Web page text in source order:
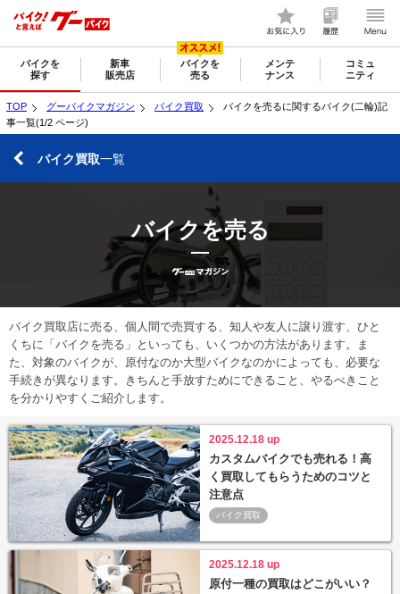
バイクを
探す
新車
販売店
バイクを
売る
メンテ
ナンス
コミュ
ニティ
TOP グーバイクマガジン バイク買取
バイクを売るに関するバイク(二輪)記
事一覧(1/2 ページ)
バイク買取一覧
バイクを売る
バイク買取店に売る、個人間で売買する、知人や友人に譲り渡す、ひと
くちに「バイクを売る」といっても、いくつかの方法があります。ま
た、対象のバイクが、原付なのか大型バイクなのかによっても、必要な
手続きが異なります。きちんと手放すためにできること、やるべきこと
を分かりやすくご紹介します。
2025.12.18 up
カスタムバイクでも売れる！高
く買取してもらうためのコツと
注意点
バイク買取
2025.12.18 up
原付一種の買取はどこがいい？